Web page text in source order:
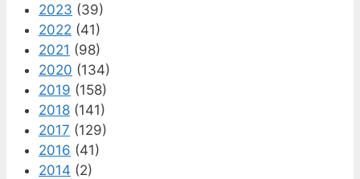
2023 (39)
2022 (41)
2021 (98)
2020 (134)
2019 (158)
2018 (141)
2017 (129)
2016 (41)
2014 (2)